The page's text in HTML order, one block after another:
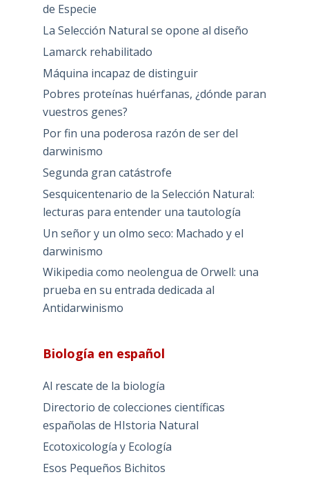
de Especie
La Selección Natural se opone al diseño
Lamarck rehabilitado
Máquina incapaz de distinguir
Pobres proteínas huérfanas, ¿dónde paran
vuestros genes?
Por fin una poderosa razón de ser del
darwinismo
Segunda gran catástrofe
Sesquicentenario de la Selección Natural:
lecturas para entender una tautología
Un señor y un olmo seco: Machado y el
darwinismo
Wikipedia como neolengua de Orwell: una
prueba en su entrada dedicada al
Antidarwinismo
Biología en español
Al rescate de la biología
Directorio de colecciones científicas
españolas de HIstoria Natural
Ecotoxicología y Ecología
Esos Pequeños Bichitos